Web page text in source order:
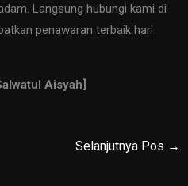
Langsung hubungi kami di
penawaran terbaik hari
Aisyah]
Selanjutnya Pos →